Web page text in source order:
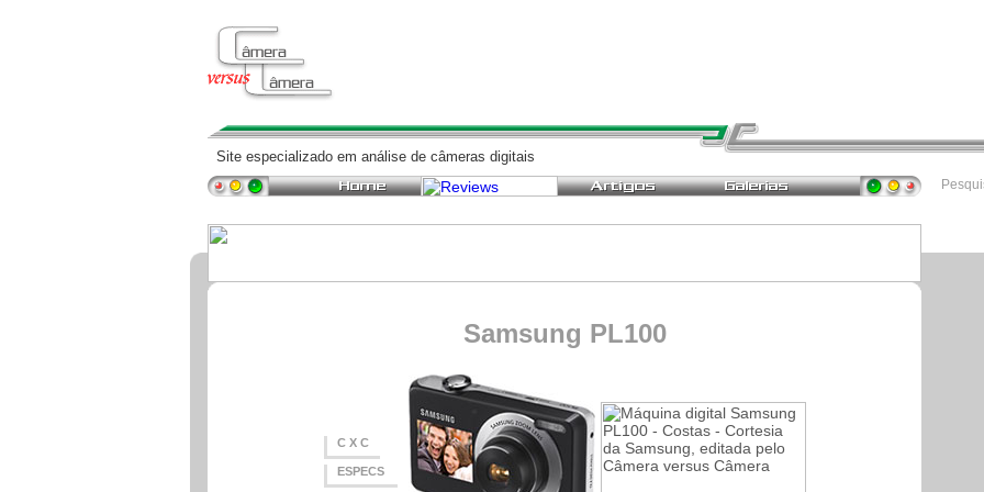
Site especializado em análise de câmeras digitais
Samsung PL100
C X C
ESPECS